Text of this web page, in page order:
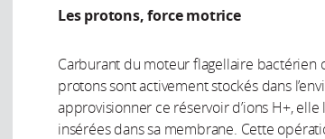
Les protons, force motrice
Carburant du moteur flagellaire bactérien
protons sont activement stockés dans
approvisionner ce réservoir d’ions H+, elle
insérées dans sa membrane. Cette